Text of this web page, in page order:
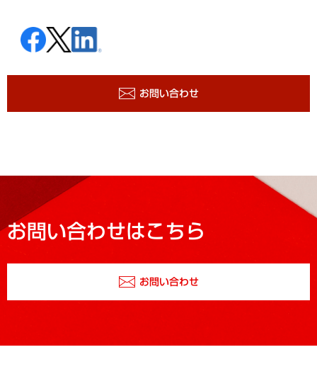
お問い合わせ
お問い合わせはこちら
お問い合わせ